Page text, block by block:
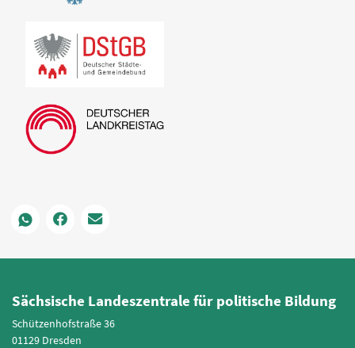
Sächsische Landeszentrale für politische Bildung
Schützenhofstraße 36
01129 Dresden